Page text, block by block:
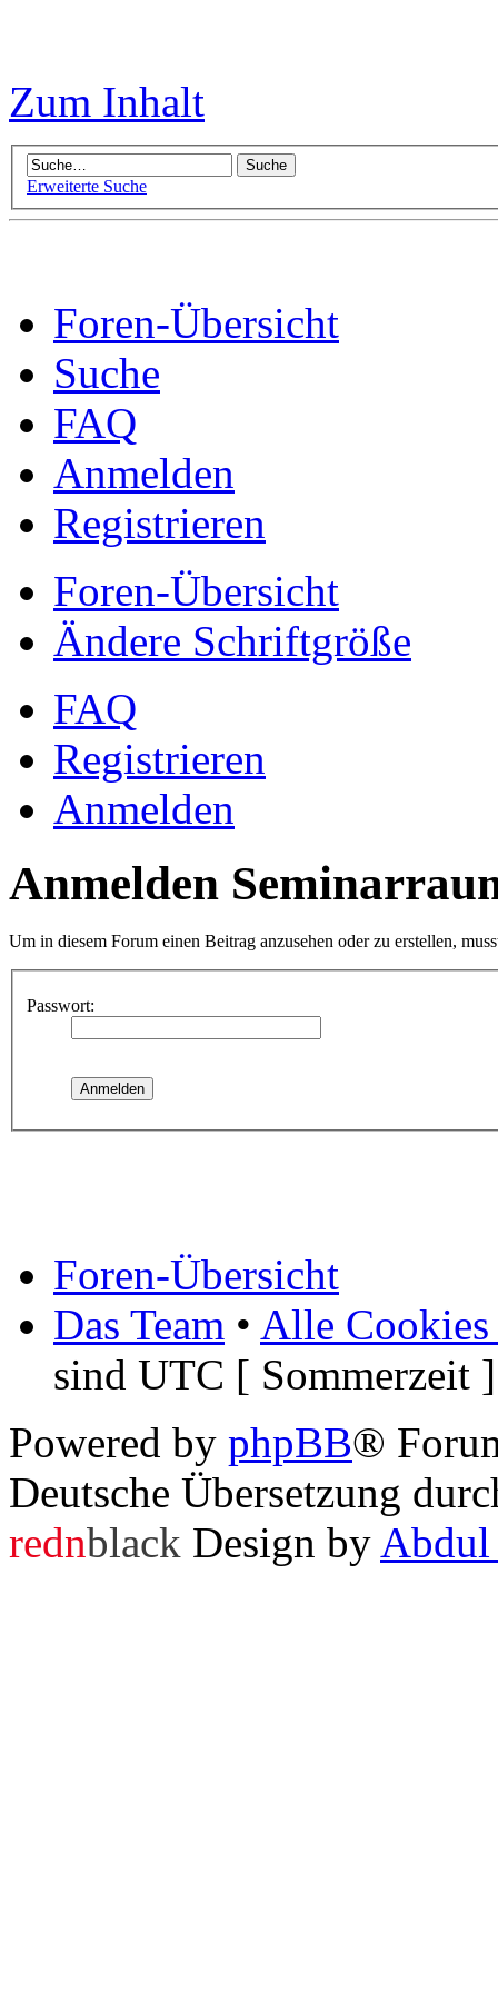
Zum Inhalt
Erweiterte Suche
Foren-Übersicht
Suche
FAQ
Anmelden
Registrieren
Foren-Übersicht
Ändere Schriftgröße
FAQ
Registrieren
Anmelden
Anmelden
Um in diesem Forum einen Beitrag anzusehen oder zu erstellen,
Passwort:
Foren-Übersicht
Das Team • Alle Cookies
sind UTC [ Sommerzeit ]
Powered by phpBB®
Deutsche Übersetzung
rednblack Design by Abdul